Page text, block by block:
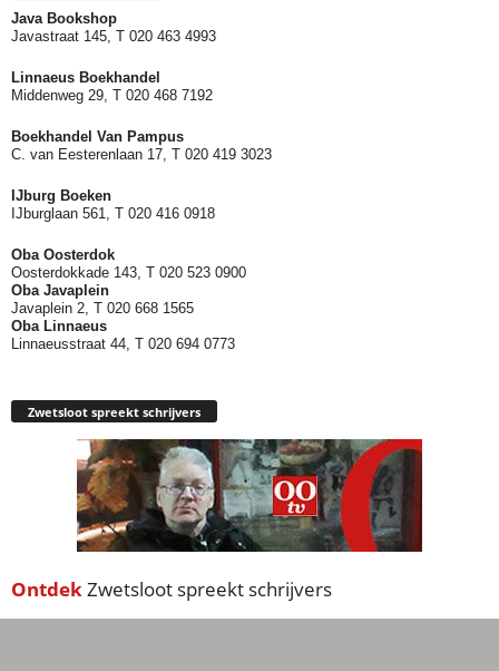
Java Bookshop
Javastraat 145, T 020 463 4993
Linnaeus Boekhandel
Middenweg 29, T 020 468 7192
Boekhandel Van Pampus
C. van Eesterenlaan 17, T 020 419 3023
IJburg Boeken
IJburglaan 561, T 020 416 0918
Oba Oosterdok
Oosterdokkade 143, T 020 523 0900
Oba Javaplein
Javaplein 2, T 020 668 1565
Oba Linnaeus
Linnaeusstraat 44, T 020 694 0773
Zwetsloot spreekt schrijvers
OntdekZwetsloot spreekt schrijvers